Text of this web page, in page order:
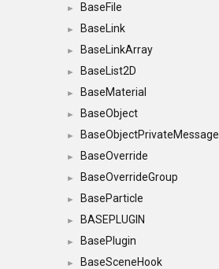
► BaseFile
► BaseLink
► BaseLinkArray
► BaseList2D
► BaseMaterial
► BaseObject
► BaseObjectPrivateMessage
► BaseOverride
► BaseOverrideGroup
► BaseParticle
► BASEPLUGIN
► BasePlugin
► BaseSceneHook